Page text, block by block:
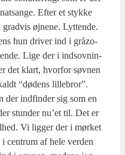
Efter et styk­ke
øjne­ne. Lyt­ten­de.
hun dri­ver ind i gråzo­
Lige der i indsov­nin­
det klart, hvor­for søv­nen
“døde­ns lil­le­bror”.
der ind­fin­der sig som en
stun­der nu’et til. Det er
Vi lig­ger der i mør­ket
cen­trum af hele ver­den